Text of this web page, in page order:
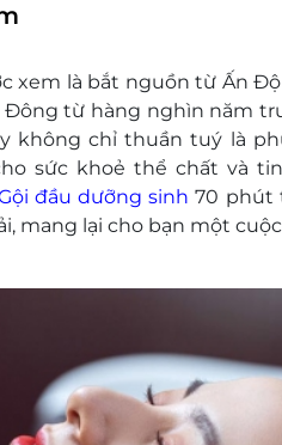
xem là bắt nguồn từ Ấn
từ hàng nghìn năm
không chỉ thuần tuý là
sức khoẻ thể chất và
đầu dưỡng sinh 70 phút
mang lại cho bạn một